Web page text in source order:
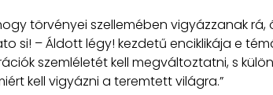
törvényei szellemében vigyázzanak rá,
si! – Áldott légy! kezdetű enciklikája e
szemléletét kell megváltoztatni, s
kell vigyázni a teremtett világra.”